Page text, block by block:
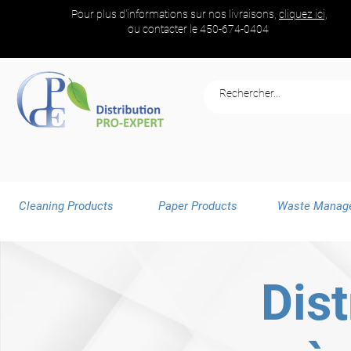
Pour plus d'informations sur nos livraisons, cliquez ici,
ou contacter le450-674-0404
Cleaning Products Paper Products Waste